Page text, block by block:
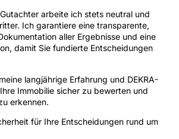
arbeite ich stets neutral und
Ich garantiere eine transparente,
aller Ergebnisse und eine
damit Sie fundierte Entscheidungen
langjährige Erfahrung und DEKRA-
Immobilie sicher zu bewerten und
erkennen.
für Ihre Entscheidungen rund um